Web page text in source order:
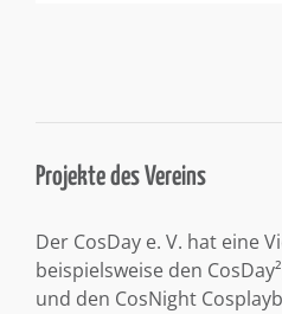
Projekte des Vereins
Der CosDay e. V. hat eine
beispielsweise den
und den CosNight